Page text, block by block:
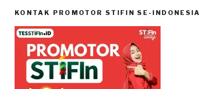
KONTAK PROMOTOR STIFIN SE-INDONESIA